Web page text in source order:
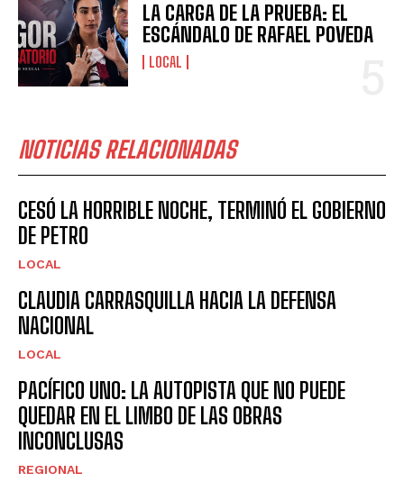
LA CARGA DE LA PRUEBA: EL
ESCÁNDALO DE RAFAEL POVEDA
LOCAL
NOTICIAS RELACIONADAS
CESÓ LA HORRIBLE NOCHE, TERMINÓ EL GOBIERNO
DE PETRO
LOCAL
CLAUDIA CARRASQUILLA HACIA LA DEFENSA
NACIONAL
LOCAL
PACÍFICO UNO: LA AUTOPISTA QUE NO PUEDE
QUEDAR EN EL LIMBO DE LAS OBRAS
INCONCLUSAS
REGIONAL